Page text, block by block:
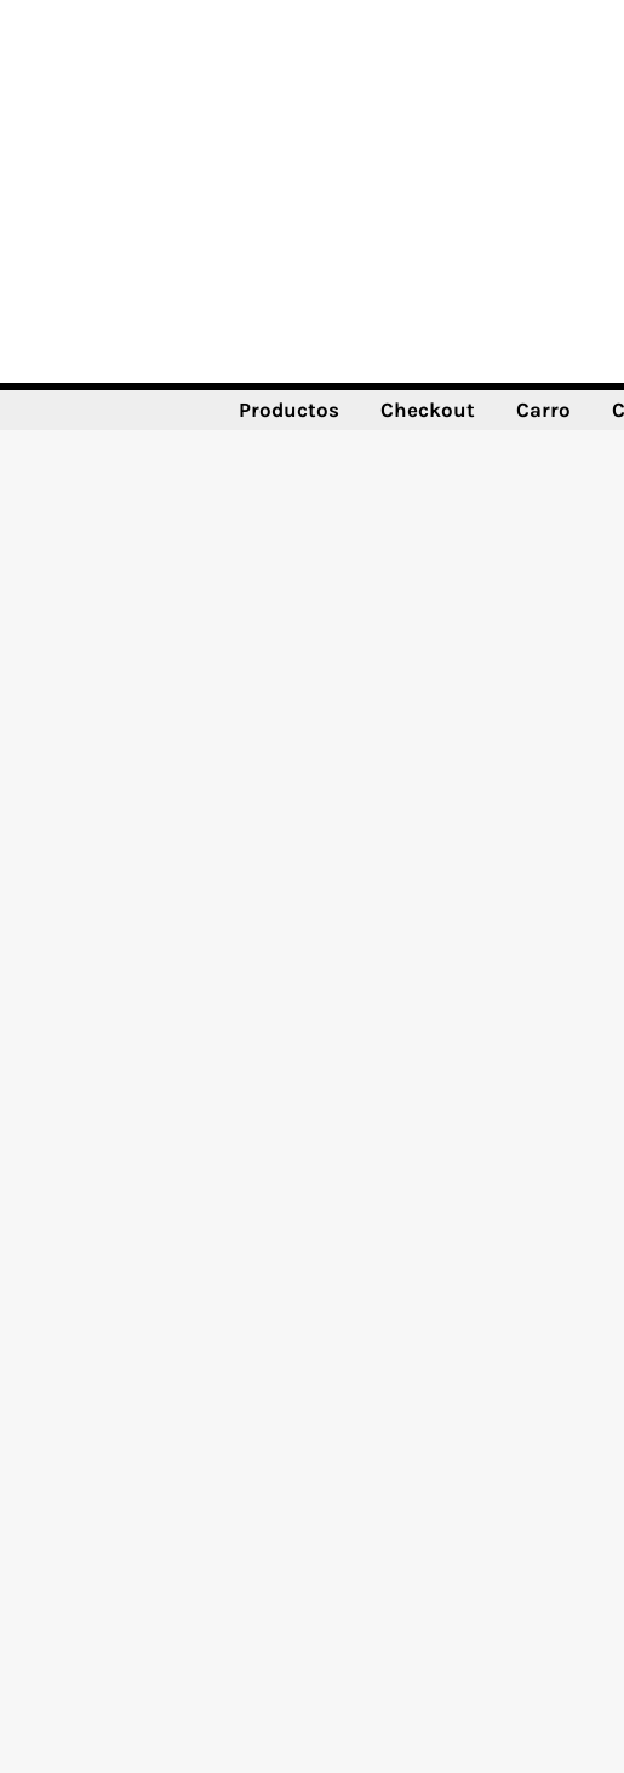
Productos Checkout Carro